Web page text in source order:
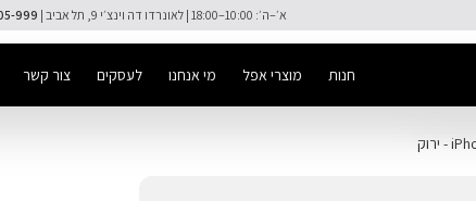
🚚 משלוח מהיר חינם מעל ₪300
חנות מוצרי אפל מי אנחנו לעסקים צור קשר